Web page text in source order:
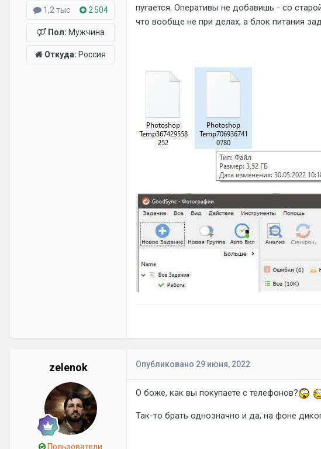
1,2 тыс 2 504
Пол: Мужчина
Откуда: Россия
пугается. Оперативы не добавишь - со
что вообще не при делах, а блок питания
zelenok
Пользователи
Опубликовано 29 июня, 2022
О боже, как вы покупаете с телефонов?
Так-то брать однозначно и да, на фоне